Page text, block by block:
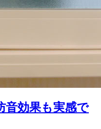
音効果も実感で